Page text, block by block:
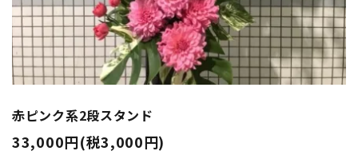
赤ピンク系2段スタンド
33,000円(税3,000円)